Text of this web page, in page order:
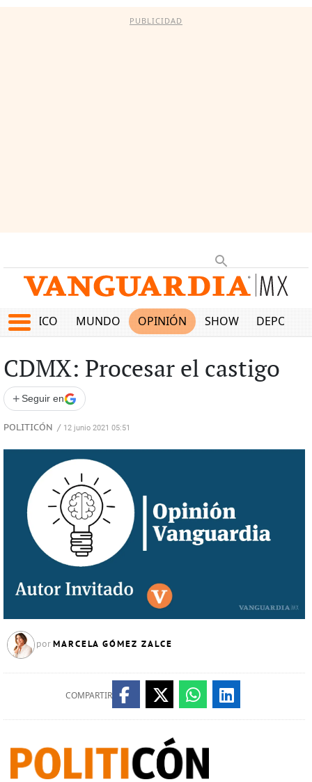
PUBLICIDAD
MÉXICO MUNDO OPINIÓN SHOW
CDMX: Procesar el castigo
+ Seguir en
POLITICÓN / 12 junio 2021 05:51
por MARCELA GÓMEZ ZALCE
COMPARTIR